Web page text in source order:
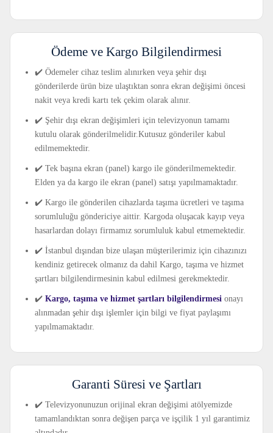
Ödeme ve Kargo Bilgilendirmesi
✔️ Ödemeler cihaz teslim alınırken veya şehir dışı
gönderilerde ürün bize ulaştıktan sonra ekran değişimi öncesi
nakit veya kredi kartı tek çekim olarak alınır.
✔️ Şehir dışı ekran değişimleri için televizyonun tamamı
kutulu olarak gönderilmelidir.Kutusuz gönderiler kabul
edilmemektedir.
✔️ Tek başına ekran (panel) kargo ile gönderilmemektedir.
Elden ya da kargo ile ekran (panel) satışı yapılmamaktadır.
✔️ Kargo ile gönderilen cihazlarda taşıma ücretleri ve taşıma
sorumluluğu göndericiye aittir. Kargoda oluşacak kayıp veya
hasarlardan dolayı firmamız sorumluluk kabul etmemektedir.
✔️ İstanbul dışından bize ulaşan müşterilerimiz için cihazınızı
kendiniz getirecek olmanız da dahil Kargo, taşıma ve hizmet
şartları bilgilendirmesinin kabul edilmesi gerekmektedir.
✔️ Kargo, taşıma ve hizmet şartları bilgilendirmesi onayı
alınmadan şehir dışı işlemler için bilgi ve fiyat paylaşımı
yapılmamaktadır.
Garanti Süresi ve Şartları
✔️ Televizyonunuzun orijinal ekran değişimi atölyemizde
tamamlandıktan sonra değişen parça ve işçilik 1 yıl garantimiz